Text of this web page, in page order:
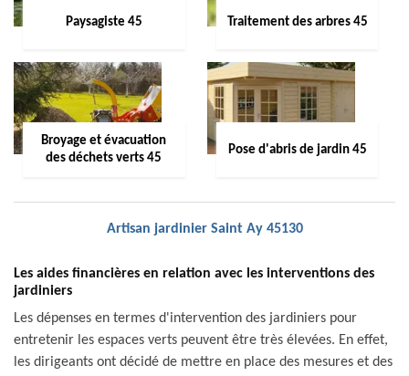
Paysagiste 45 Traitement des arbres 45
Broyage et évacuation
des déchets verts 45
Pose d'abris de jardin 45
Artisan jardinier Saint Ay 45130
Les aides financières en relation avec les interventions des
jardiniers
Les dépenses en termes d'intervention des jardiniers pour
entretenir les espaces verts peuvent être très élevées. En effet,
les dirigeants ont décidé de mettre en place des mesures et des